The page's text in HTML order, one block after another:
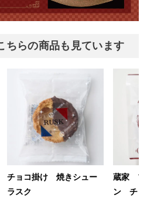
ちらの商品も見ています
チョコ掛け 焼きシュー
ラスク
蔵家 プ
ン チ